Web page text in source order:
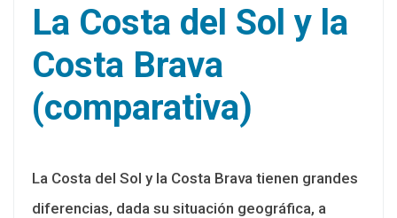
La Costa del Sol y la
Costa Brava
(comparativa)
La Costa del Sol y la Costa Brava tienen grandes
diferencias, dada su situación geográfica, a